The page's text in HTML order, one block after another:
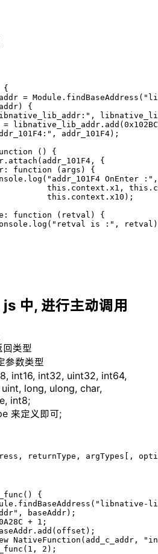
{
=
{
addr_101F4);
() {
{
function (args) {
OnEnter
this.context.x1,
this.context.x10);
function (retval) {
is :",
中, 进行主动调用
类型
参数类型
int16, int32, uint32, int64,
long, ulong, char,
int8;
来定义即可;
returnType, argTypes[,
{
baseAddr);
+ 1;
NativeFunction(add_c_addr,
2);